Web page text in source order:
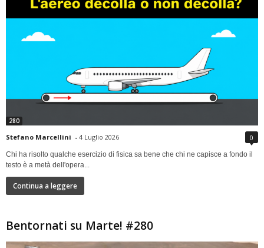
280
Stefano Marcellini - 4 Luglio 2026 0
Chi ha risolto qualche esercizio di fisica sa bene che chi ne capisce a fondo il
testo è a metà dell'opera...
Continua a leggere
Bentornati su Marte! #280